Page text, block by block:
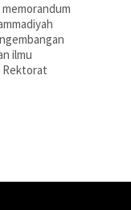
ilmu
Rektorat